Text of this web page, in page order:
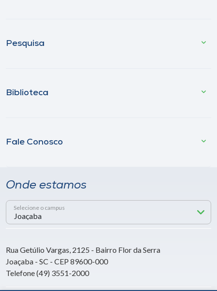
Pesquisa
Biblioteca
Fale Conosco
Onde estamos
Selecione o campus
Rua Getúlio Vargas, 2125 - Bairro Flor da Serra
Joaçaba - SC - CEP 89600-000
Telefone (49) 3551-2000